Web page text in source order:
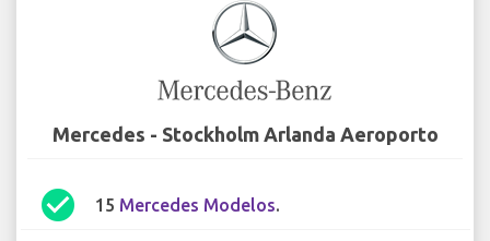
Mercedes - Stockholm Arlanda Aeroporto
check_circle 15 Mercedes Modelos.